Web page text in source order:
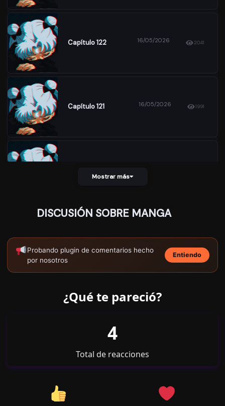
Capítulo 122 16/05/2026 2041
Capítulo 121 16/05/2026 1991
Capítulo 118 16/05/2026
16/05/2026
Mostrar más
DISCUSIÓN SOBRE MANGA
Probando plugin de comentarios hecho
por nosotros
Entiendo
¿Qué te pareció?
4
Total de reacciones